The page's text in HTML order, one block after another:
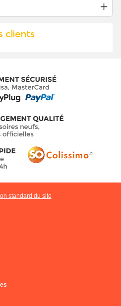
clients
standard du site